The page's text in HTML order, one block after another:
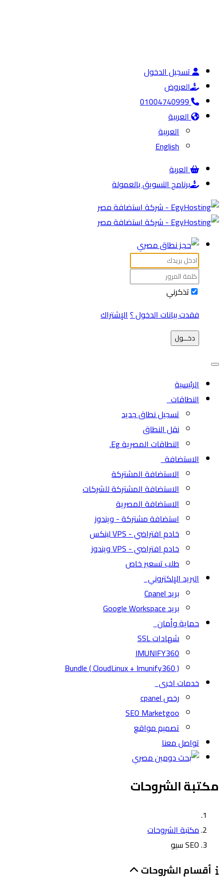
تسجيل الدخول
العروض
01004740999
العربية
العربية
English
العربة
برنامج التسويق بالعمولة
تذكرني
فقدت بيانات الدخول ؟الإشتراك
دخـــول
الرئيسية
النطاقات
تسجيل نطاق جديد
نقل النطاق
النطاقات المصرية Eg.
الاستضافة
الاستضافة المشتركة
الاستضافة المشتركة للشركات
الاستضافة المصرية
استضافة مشتركة - ويندوز
خادم افتراضي - VPS لينكس
خادم افتراضي - VPS ويندوز
طلب تسعير خاص
البريد الإلكتروني
بريد Cpanel
بريد Google Workspace
حماية وأمان
شهادات SSL
IMUNIFY360
( CloudLinux + Imunify360 ) Bundle
خدمات اخرى
رخص cpanel
SEO Marketgoo
تصميم مواقع
تواصل معنا
مكتبة الشروحات
مكتبة الشروحات
SEO سيو
أقسام الشروحات